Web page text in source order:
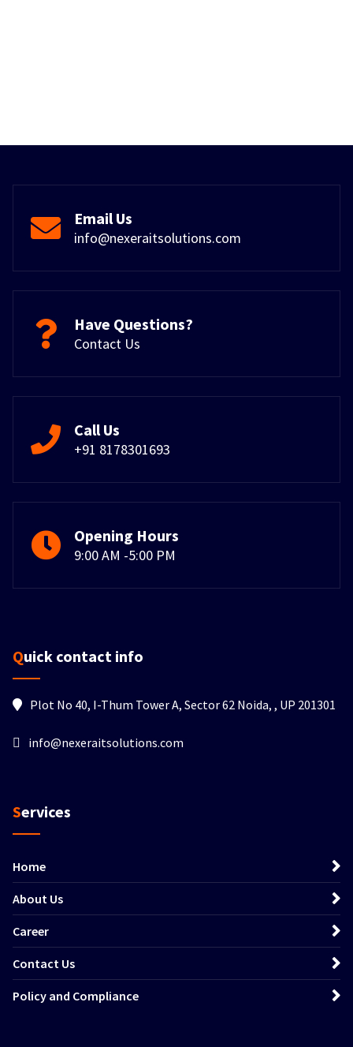
Email Us
info@nexeraitsolutions.com
Have Questions?
Contact Us
Call Us
+91 8178301693
Opening Hours
9:00 AM -5:00 PM
Quick contact info
Plot No 40, I-Thum Tower A, Sector 62 Noida, , UP 201301
info@nexeraitsolutions.com
Services
Home
About Us
Career
Contact Us
Policy and Compliance